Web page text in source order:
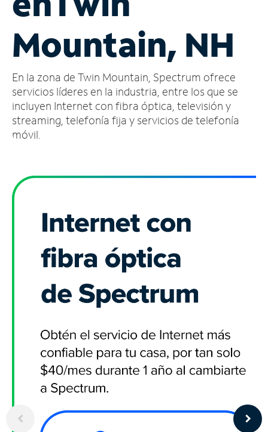
cuenta
Encuentra
tienda
Mountain, NH
En la zona de Twin Mountain, Spectrum ofrece
servicios líderes en la industria, entre los que se
incluyen Internet con fibra óptica, televisión y
streaming, telefonía fija y servicios de telefonía
móvil.